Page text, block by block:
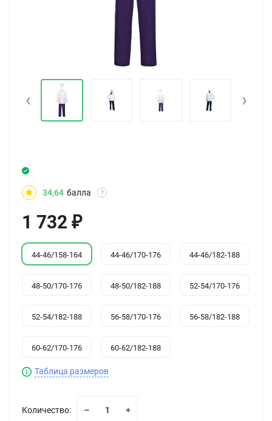
‹ ›
34,64 балла ?
1 732 ₽
44-46/158-164 44-46/170-176 44-46/182-188
48-50/170-176 48-50/182-188 52-54/170-176
52-54/182-188 56-58/170-176 56-58/182-188
60-62/170-176 60-62/182-188
Таблица размеров
Количество: